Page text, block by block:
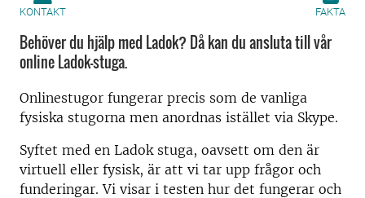
KONTAKT FAKTA
Behöver du hjälp med Ladok? Då kan du ansluta till vår
online Ladok-stuga.
Onlinestugor fungerar precis som de vanliga
fysiska stugorna men anordnas istället via Skype.
Syftet med en Ladok stuga, oavsett om den är
virtuell eller fysisk, är att vi tar upp frågor och
funderingar. Vi visar i testen hur det fungerar och